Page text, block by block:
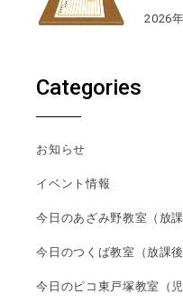
2026
Categories
お知らせ
イベント情報
今日のあざみ野教室（放
今日のつくば教室（放課
今日のピコ東戸塚教室（